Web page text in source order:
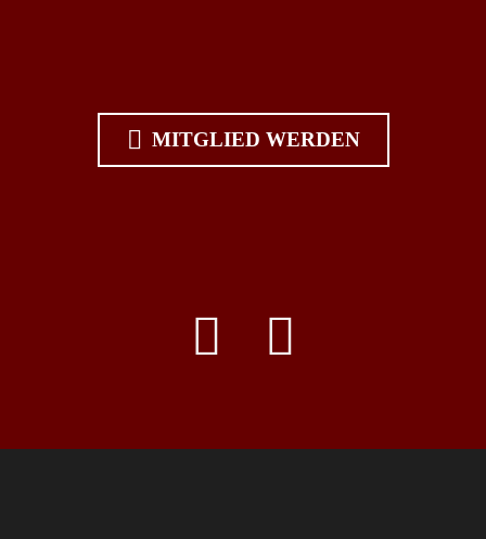
 MITGLIED WERDEN